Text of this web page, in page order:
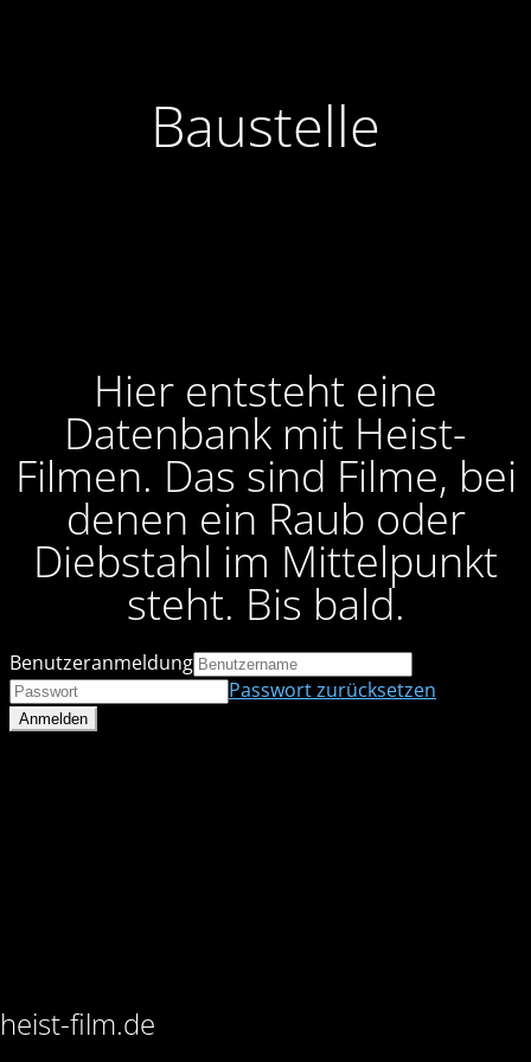
Baustelle
Hier entsteht eine
Datenbank mit Heist-
Filmen. Das sind Filme, bei
denen ein Raub oder
Diebstahl im Mittelpunkt
steht. Bis bald.
heist-film.de
Benutzeranmeldung
Passwort zurücksetzen